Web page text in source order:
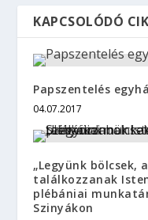
KAPCSOLÓDÓ
Papszentelés
04.07.2017
„Legyünk bölcsek,
találkozzanak
plébániai
Szinyákon